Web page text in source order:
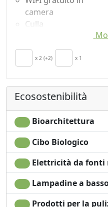
camera
Culla
Asciugacapelli
Soggiorno
Asciugamani
Lenzuola
Camino
Divano
Divano letto
Tavolo da pranzo
x 2 (+2) x 1
Ecosostenibilità
Bioarchitettura
Cibo Biologico
Elettricità da fonti
Lampadine a
Prodotti per la